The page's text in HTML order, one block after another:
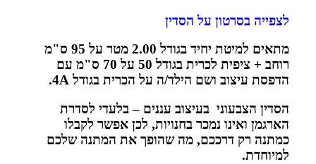
לצפייה בסרטון על הסדין
מתאים למיטת יחיד בגודל 2.00 מטר על 95 ס"מ
רוחב + ציפית לכרית בגודל 50 על 70 ס"מ עם
הדפסת עיצוב ושם הילד/ה על הכרית בגודל 4 A.
הסדין הצבעוני בעיצוב עננים – בלעדי לסדרת
הארגמן ואינו נמכר בחנויות, לכן אפשר לקבלו
כמתנה רק דרככם, מה שהופך את המתנה שלכם
למיוחדת.